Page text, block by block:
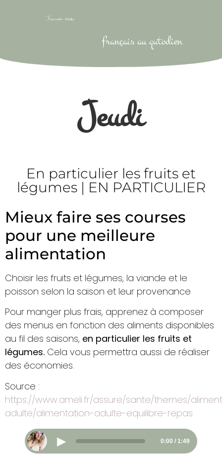
français au qutodien
Jeudi
En particulier les fruits et
légumes | EN PARTICULIER
Mieux faire ses courses
pour une meilleure
alimentation
Choisir les fruits et légumes, la viande et le
poisson selon la saison et leur provenance
Pour manger plus frais, apprenez à composer
des menus en fonction des aliments disponibles
au fil des saisons, en particulier les fruits et
légumes. Cela vous permettra aussi de réaliser
des économies.
Source :
https://www.ameli.fr/assure/sante/themes/
adulte/alimentation-adulte-equilibre-repas
▶ 0:00 / 1:49